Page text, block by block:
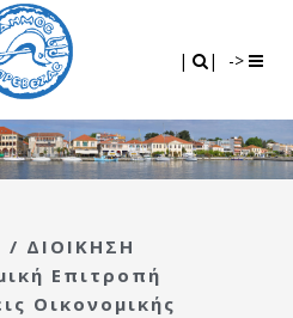
| | ->
/ ΔΙΟΙΚΗΣΗ
Επιτροπή
Οικονομικής